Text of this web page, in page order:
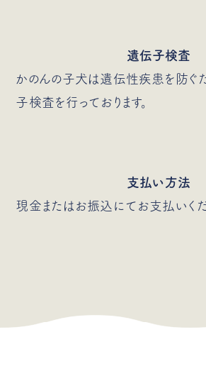
遺伝子検査
かのんの子犬は遺伝性疾患を防ぐ
子検査を行っております。
支払い方法
現金またはお振込にてお支払いくだ